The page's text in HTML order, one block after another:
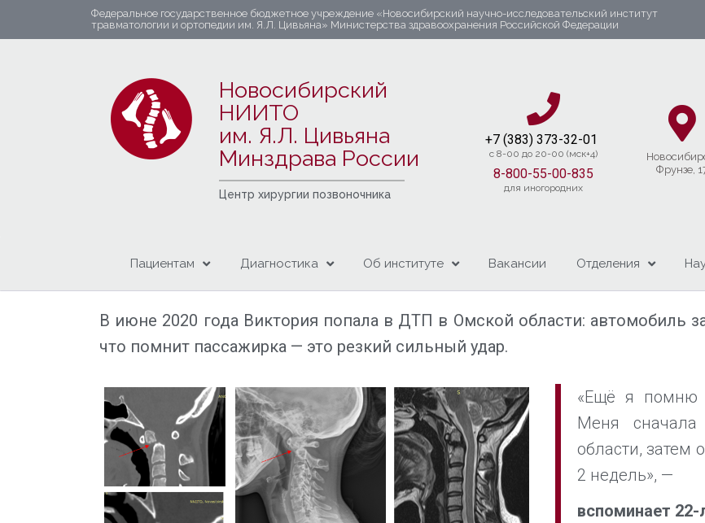
Федеральное государственное бюджетное учреждение «Новосибирский научно-исследовательский институт
травматологии и ортопедии им. Я.Л. Цивьяна» Министерства здравоохранения Российской Федерации
Новосибирский
НИИТО
им. Я.Л. Цивьяна
Минздрава России
Центр хирургии позвоночника
+7 (383) 373-32-01​
c 8-00 до 20-00 (мск+4)
8-800-55-00-835
для иногородних
Фрунзе,
Пациентам Диагностика Об институте Вакансии Отделения
В июне 2020 года Виктория попала в ДТП в Омской области: автомобиль
что помнит пассажирка — это резкий сильный удар.
«Ещё я помню
Меня
области, затем
2 недель», —
вспоминает 22-